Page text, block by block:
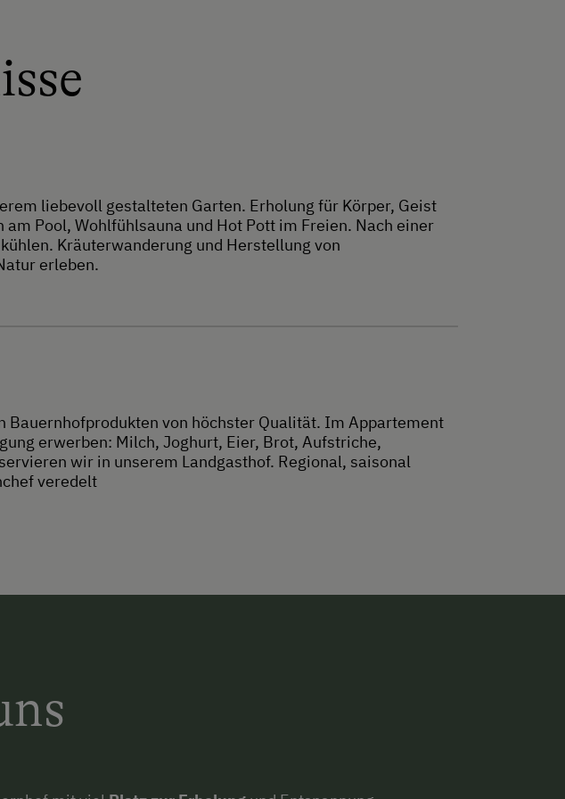
liebevoll gestalteten Garten. Erholung für Körper, Geist
Pool, Wohlfühlsauna und Hot Pott im Freien. Nach einer
Kräuterwanderung und Herstellung von
erleben.
von höchster Qualität. Im Appartement
erwerben: Milch, Joghurt, Eier, Brot, Aufstriche,
wir in unserem Landgasthof. Regional, saisonal
veredelt